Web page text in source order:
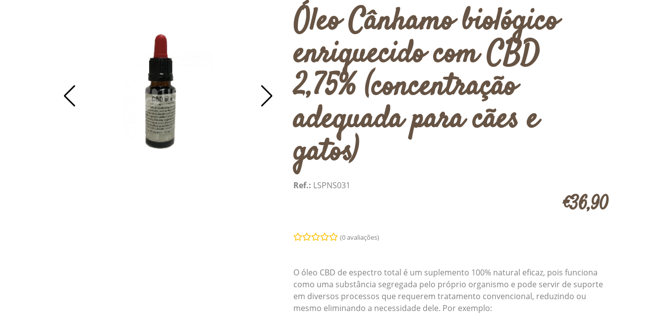
Óleo Cânhamo biológico
enriquecido com CBD
2,75% (concentração
adequada para cães e
gatos)
Ref.: LSPNS031
€36,90
(0 avaliações)
O óleo CBD de espectro total é um suplemento 100% natural eficaz, pois funciona
como uma substância segregada pelo próprio organismo e pode servir de suporte
em diversos processos que requerem tratamento convencional, reduzindo ou
mesmo eliminando a necessidade dele. Por exemplo: